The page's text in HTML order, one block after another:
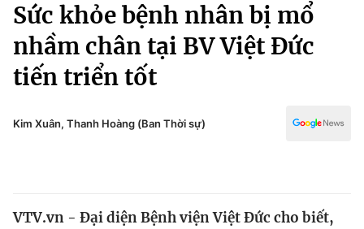
Chuyên mục
Chính trị
Pháp luật
Kinh tế
Thể thao
Truyền hình
Đời sống
Sức khỏe bệnh nhân bị mổ
nhầm chân tại BV Việt Đức
tiến triển tốt
Kim Xuân, Thanh Hoàng (Ban Thời sự)
VTV.vn - Đại diện Bệnh viện Việt Đức cho biết,